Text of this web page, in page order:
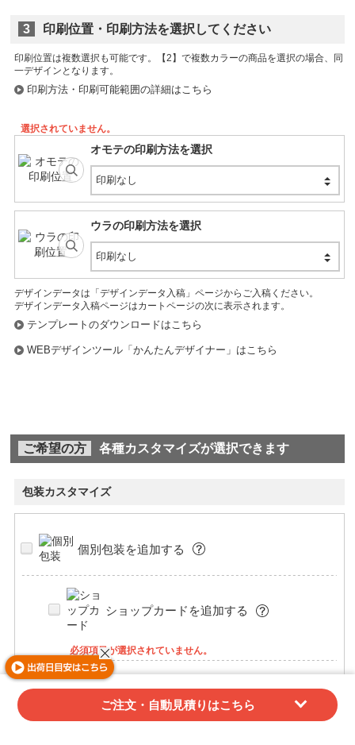
再入荷リクエスト
ライトブルー (W50004)
ピンク (W50019)
在庫数: 個 個
ライトピンク (W50003)
在庫数: 個
再入荷リクエスト
ローズピンク (W50010)
3 印刷位置・印刷方法を選択してください
印刷位置は複数選択も可能です。
印刷方法・印刷可能範囲の詳細はこちら
選択されていません。
オモテの印刷方法を選択
印刷なし
ウラの印刷方法を選択
印刷なし
デザインデータは「デザインデータ入稿」ページからご入稿ください。
デザインデータ入稿ページはカートページの次に表示されます。
テンプレートのダウンロードはこちら
WEBデザインツール「かんたんデザイナー」はこちら
ご希望の方 各種カスタマイズが選択できます
包装カスタマイズ
個別包装を追加する
ショップカードを追加する
必須項目が選択されていません。
のし(熨斗)を追加する
必須項目が選択されていません。
ご注文・自動見積りはこちら